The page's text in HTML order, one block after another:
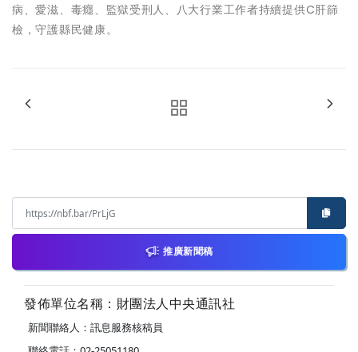
病、愛滋、毒癮、監獄受刑人、八大行業工作者持續提供C肝篩
檢，守護縣民健康。
推廣新聞稿
發佈單位名稱：財團法人中央通訊社
新聞聯絡人：訊息服務核稿員